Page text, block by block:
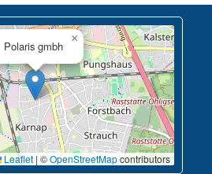
Polaris gmbh
×
Leaflet | ©OpenStreetMapcontributors